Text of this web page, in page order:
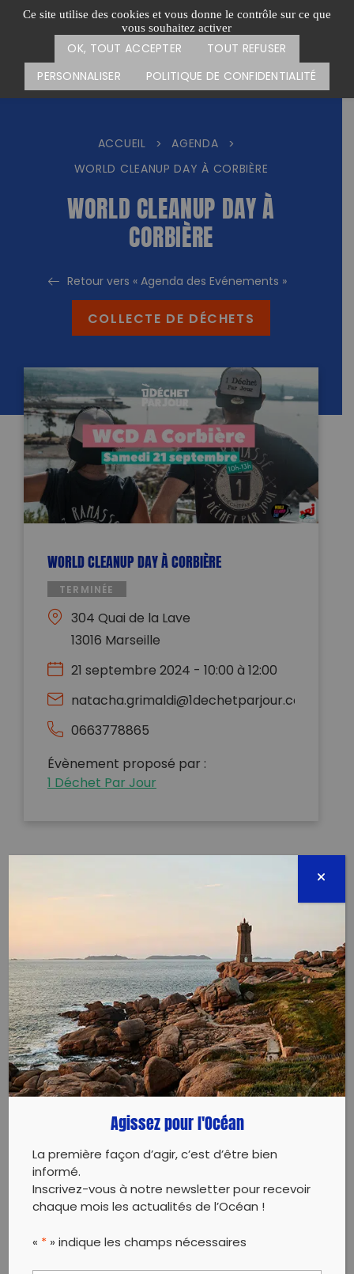
Ce site utilise des cookies et vous donne le contrôle sur ce que
vous souhaitez activer
OK, TOUT ACCEPTER
TOUT REFUSER
PERSONNALISER
POLITIQUE DE CONFIDENTIALITÉ
Passer
Menu
CARTE DES ACTIONS FAIRE UN DON
ACCUEIL > AGENDA
>
WORLD CLEANUP DAY À CORBIÈRE
WORLD CLEANUP DAY À
CORBIÈRE
Retour vers « Agenda des Evénements »
COLLECTE DE DÉCHETS
WORLD CLEANUP DAY À CORBIÈRE
TERMINÉE
304 Quai de la Lave
13016 Marseille
21 septembre 2024 - 10:00 à 12:00
natacha.grimaldi@1dechetparjour.com
0663778865
Évènement proposé par :
1 Déchet Par Jour
Déchet Par Jour a décidé d’investir le site de
Corbières. Tous les marseillais et marseillaises savent
que moulon de déchets sont abandonnés.
Pour cette occasion nous avons décidé de tout mais
vraiment tout cleaner : Terre Mer et colline ! Ouai on
est comme ça chez 1DPJ
Côté mer, on n'a pas changé notre association de
winners : Mer Veille !
Côté colline des passionnés d'escalade auront la
lourde tâche de descendre les collines pour attraper
de justesse les déchets avant qu'ils ne tombent en
Le village durable est de retour ! Nous allons bientôt
te dévoiler qui seront nos exposants, ce que l'on
peut déjà te dire c'est que ça va être un truc de
dingue !
‍On terminera cette folle matinée par un buffet /
apéro !
Agissez pour l'Océan
La première façon d’agir, c’est d’être bien
informé.
Inscrivez-vous à notre newsletter pour recevoir
chaque mois les actualités de l’Océan !
« * » indique les champs nécessaires